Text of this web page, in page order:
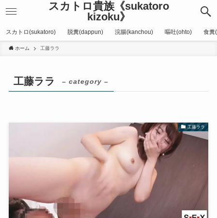
スカトロ貴族《sukatoro
kizoku》
スカトロ(sukatoro) 脱糞(dappun) 浣腸(kanchou) 嘔吐(ohto) 食糞
ホーム 工藤ララ
工藤ララ – category –
工藤ララ